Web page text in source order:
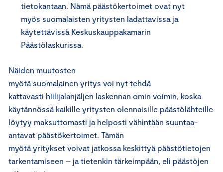
tietokantaan. Nämä päästökertoimet ovat nyt
myös suomalaisten yritysten ladattavissa ja
käytettävissä Keskuskauppakamarin
Päästölaskurissa.
Näiden muutosten
myötä suomalainen yritys voi nyt tehdä
kattavasti hiilijalanjäljen laskennan omin voimin, koska
käytännössä kaikille yritysten olennaisille päästölähteille
löytyy maksuttomasti ja helposti vähintään suuntaa-
antavat päästökertoimet. Tämän
myötä yritykset voivat jatkossa keskittyä päästötietojen
tarkentamiseen – ja tietenkin tärkeimpään, eli päästöjen